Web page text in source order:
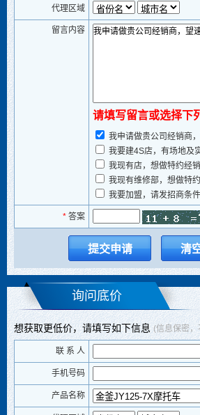
代理区域
留言内容
请填写留言或选择下
我申请做贵公司经销商
我要建4S店，有场地及
我现有店，想做特约经
我现有维修部，想做特
我要加盟，请发招商条
* 答案
询问底价
想获取更低价，请填写如下信息(信息保密，
联 系 人
手机号码
产品名称